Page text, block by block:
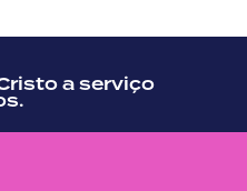
a serviço